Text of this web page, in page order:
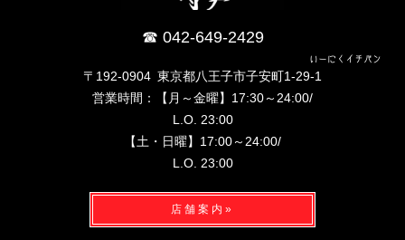
042-649-2429
いーにくイチバン
〒192-0904 東京都八王子市子安町1-29-1
営業時間：【月～金曜】17:30～24:00/
L.O. 23:00
【土・日曜】17:00～24:00/
L.O. 23:00
店舗案内»